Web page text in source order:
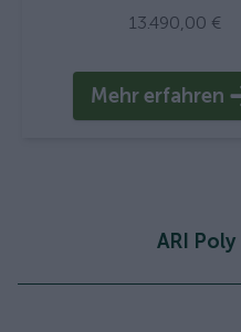
13.490,00 €
Mehr erfahren
ARI Poly